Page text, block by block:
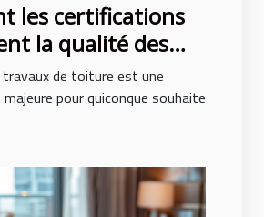
les certifications
la qualité des
toiture
travaux de toiture est une
pour quiconque souhaite